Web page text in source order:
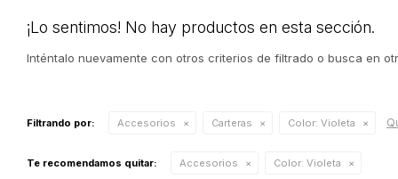
¡Lo sentimos! No hay productos en esta sección.
Inténtalo nuevamente con otros criterios de filtrado o busca en
Filtrando por: Accesorios Carteras Color: Violeta
Te recomendamos quitar: Accesorios Color: Violeta